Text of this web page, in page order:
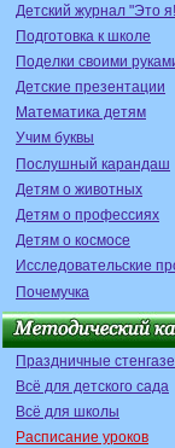
Детский журнал "Это
Подготовка к школе
Поделки своими
Детские презентации
Математика детям
Учим буквы
Послушный карандаш
Детям о животных
Детям о профессиях
Детям о космосе
Исследовательские
Почемучка
Праздничные
Всё для детского сада
Всё для школы
Расписание уроков